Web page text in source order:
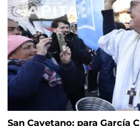
San Cayetano: para García